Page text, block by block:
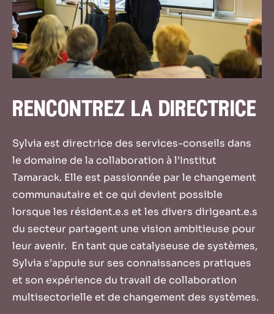
rencontrez la directrice
Sylvia est directrice des services-conseils dans
le domaine de la collaboration à l’Institut
Tamarack. Elle est passionnée par le changement
communautaire et ce qui devient possible
lorsque les résident.e.s et les divers dirigeant.e.s
du secteur partagent une vision ambitieuse pour
leur avenir. En tant que catalyseuse de systèmes,
Sylvia s’appuie sur ses connaissances pratiques
et son expérience du travail de collaboration
multisectorielle et de changement des systèmes.